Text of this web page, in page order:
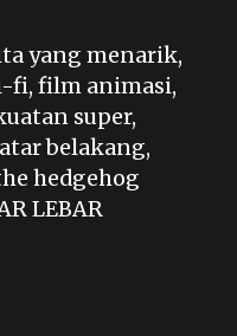
yang menarik,
fi, film animasi,
super,
belakang,
hedgehog
LEBAR